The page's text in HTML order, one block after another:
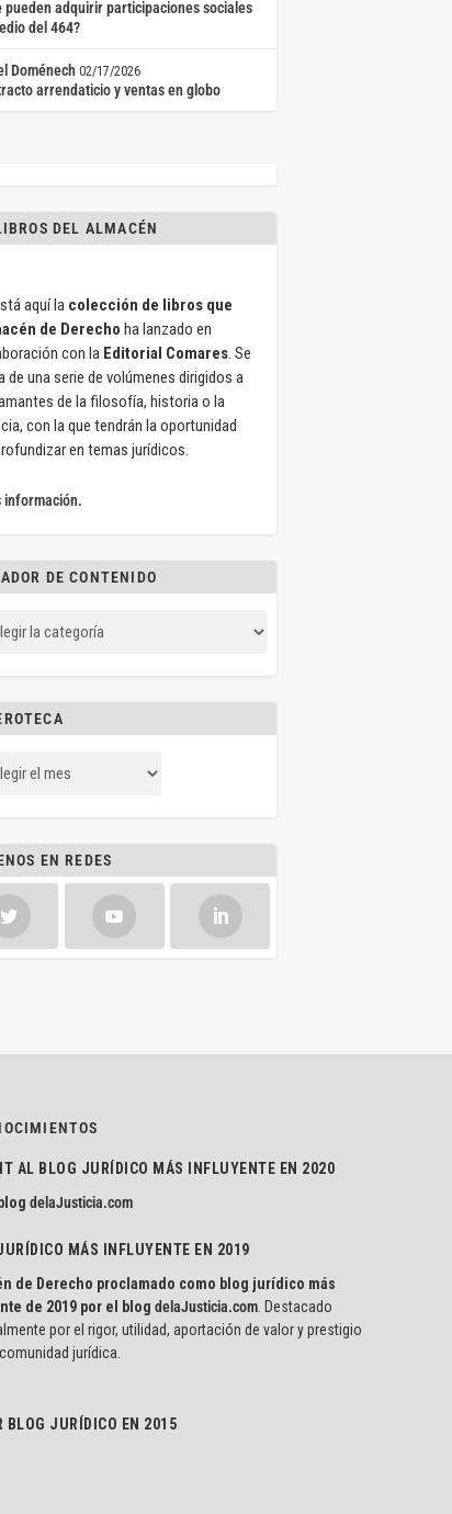
pueden adquirir participaciones sociales
del 464?
Doménech 02/17/2026
arrendaticio y ventas en globo
DEL ALMACÉN
aquí la colección de libros que
de Derecho ha lanzado en
con la Editorial Comares. Se
de una serie de volúmenes dirigidos a
de la filosofía, historia o la
con la que tendrán la oportunidad
en temas jurídicos.
información.
DE CONTENIDO
EN REDES
AL BLOG JURÍDICO MÁS INFLUYENTE EN 2020
delaJusticia.com
MÁS INFLUYENTE EN 2019
de Derecho proclamado como blog jurídico más
de 2019 por el blog delaJusticia.com. Destacado
por el rigor, utilidad, aportación de valor y prestigio
jurídica.
BLOG JURÍDICO EN 2015